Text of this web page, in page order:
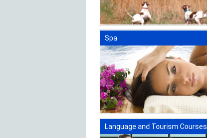
Spa
Language and Tourism Courses